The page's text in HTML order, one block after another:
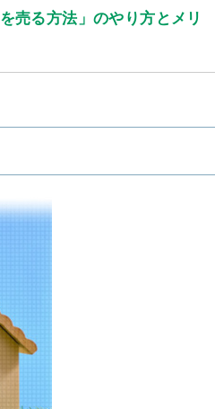
売る方法」のやり方とメリ